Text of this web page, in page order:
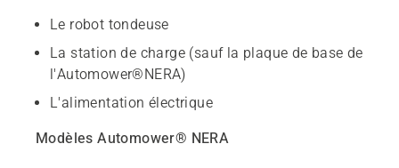
Le robot tondeuse
La station de charge (sauf la plaque de base de
l'Automower®NERA)
L'alimentation électrique
Modèles Automower® NERA